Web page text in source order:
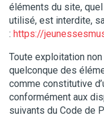
éléments du site,
utilisé, est interdite,
: https://
Toute exploitation
quelconque des
comme constitutive
conformément aux
suivants du Code de